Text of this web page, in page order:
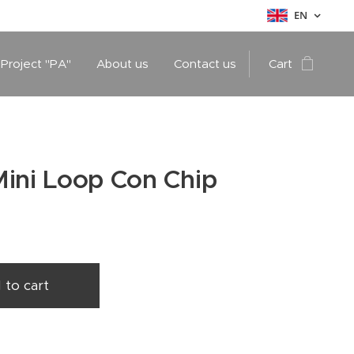
EN
"PA" About us Contact us Cart
Loop Con Chip
to cart